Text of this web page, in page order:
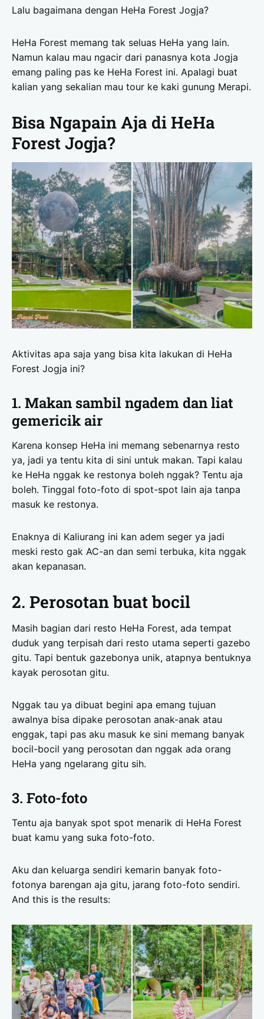
Lalu bagaimana dengan HeHa Forest Jogja?
HeHa Forest memang tak seluas HeHa yang lain.
Namun kalau mau ngacir dari panasnya kota Jogja
emang paling pas ke HeHa Forest ini. Apalagi buat
kalian yang sekalian mau tour ke kaki gunung Merapi.
Bisa Ngapain Aja di HeHa
Forest Jogja?
Aktivitas apa saja yang bisa kita lakukan di HeHa
Forest Jogja ini?
1. Makan sambil ngadem dan liat
gemericik air
Karena konsep HeHa ini memang sebenarnya resto
ya, jadi ya tentu kita di sini untuk makan. Tapi kalau
ke HeHa nggak ke restonya boleh nggak? Tentu aja
boleh. Tinggal foto-foto di spot-spot lain aja tanpa
masuk ke restonya.
Enaknya di Kaliurang ini kan adem seger ya jadi
meski resto gak AC-an dan semi terbuka, kita nggak
akan kepanasan.
2. Perosotan buat bocil
Masih bagian dari resto HeHa Forest, ada tempat
duduk yang terpisah dari resto utama seperti gazebo
gitu. Tapi bentuk gazebonya unik, atapnya bentuknya
kayak perosotan gitu.
Nggak tau ya dibuat begini apa emang tujuan
awalnya bisa dipake perosotan anak-anak atau
enggak, tapi pas aku masuk ke sini memang banyak
bocil-bocil yang perosotan dan nggak ada orang
HeHa yang ngelarang gitu sih.
3. Foto-foto
Tentu aja banyak spot spot menarik di HeHa Forest
buat kamu yang suka foto-foto.
Aku dan keluarga sendiri kemarin banyak foto-
fotonya barengan aja gitu, jarang foto-foto sendiri.
And this is the results: